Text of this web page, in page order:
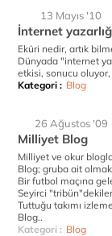
13 Mayıs '10
İnternet
Eküri nedir, artık
Dünyada "internet
etkisi, sonucu
Kategori : Blog
26 Ağustos '09
Milliyet Blog
Milliyet ve okur
Blog; gruba ait
Bir futbol maçına
Seyirci
Tuttuğu takımı
Blog..
Kategori : Blog